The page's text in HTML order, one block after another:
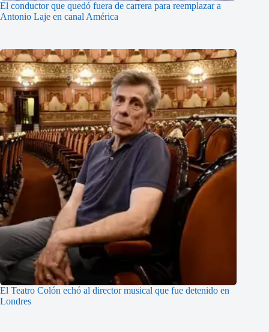
El conductor que quedó fuera de carrera para reemplazar a
Antonio Laje en canal América
El Teatro Colón echó al director musical que fue detenido en
Londres